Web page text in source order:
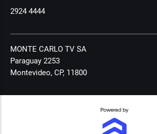
2924 4444
MONTE CARLO TV SA
Paraguay 2253
Montevideo, CP, 11800